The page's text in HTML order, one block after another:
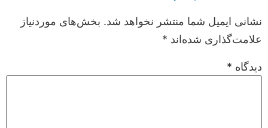
نشانی ایمیل شما منتشر نخواهد شد. بخش‌های موردنیاز
علامت‌گذاری شده‌اند *
دیدگاه *